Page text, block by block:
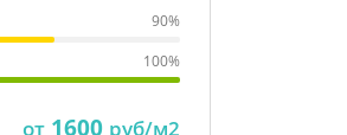
90%
100%
от 1600 руб/м2